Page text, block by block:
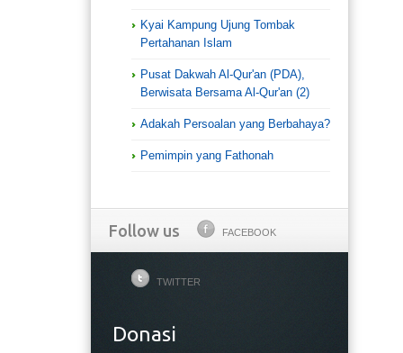
Kyai Kampung Ujung Tombak
Pertahanan Islam
Pusat Dakwah Al-Qur'an (PDA),
Berwisata Bersama Al-Qur'an (2)
Adakah Persoalan yang Berbahaya?
Pemimpin yang Fathonah
Follow us FACEBOOK
TWITTER
Donasi